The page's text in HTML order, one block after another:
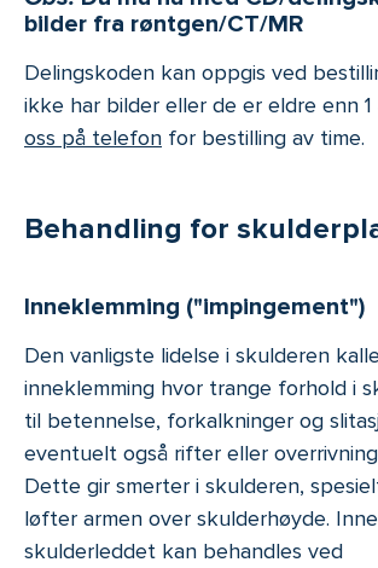
bilder fra røntgen/CT/MR
Delingskoden kan oppgis ved
ikke har bilder eller de er eldre enn 1
oss på telefon for bestilling av time.
Behandling for
Inneklemming ("impingement")
Den vanligste lidelse i skulderen
inneklemming hvor trange forhold i
til betennelse, forkalkninger og
eventuelt også rifter eller
Dette gir smerter i skulderen,
løfter armen over skulderhøyde.
skulderleddet kan behandles ved